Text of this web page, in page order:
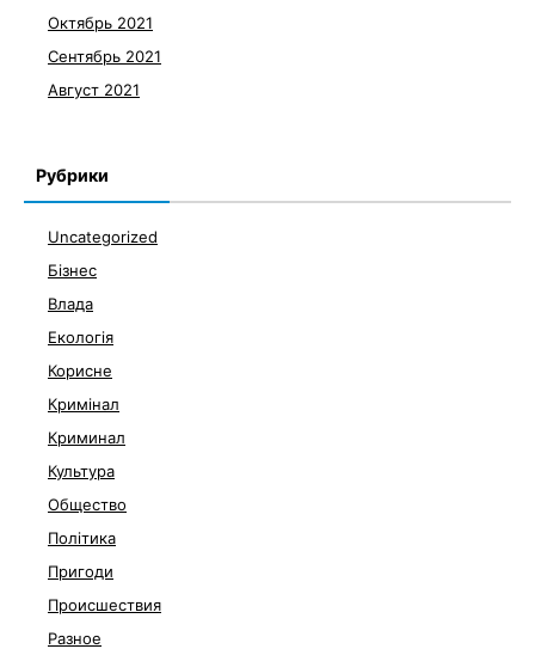
Октябрь 2021
Сентябрь 2021
Август 2021
Рубрики
Uncategorized
Бізнес
Влада
Екологія
Корисне
Кримінал
Криминал
Культура
Общество
Політика
Пригоди
Происшествия
Разное